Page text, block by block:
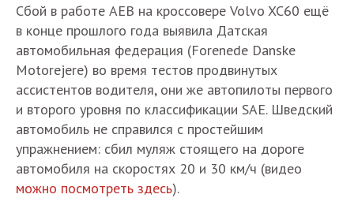
Сбой в работе АЕВ на кроссовере Volvo XC60 ещё
в конце прошлого года выявила Датская
автомобильная федерация (Forenede Danske
Motorejere) во время тестов продвинутых
ассистентов водителя, они же автопилоты первого
и второго уровня по классификации SAE. Шведский
автомобиль не справился с простейшим
упражнением: сбил муляж стоящего на дороге
автомобиля на скоростях 20 и 30 км/ч (видео
можно посмотреть здесь).